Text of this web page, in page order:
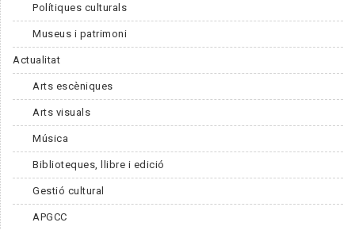
Polítiques culturals
Museus i patrimoni
Actualitat
Arts escèniques
Arts visuals
Música
Biblioteques, llibre i edició
Gestió cultural
APGCC